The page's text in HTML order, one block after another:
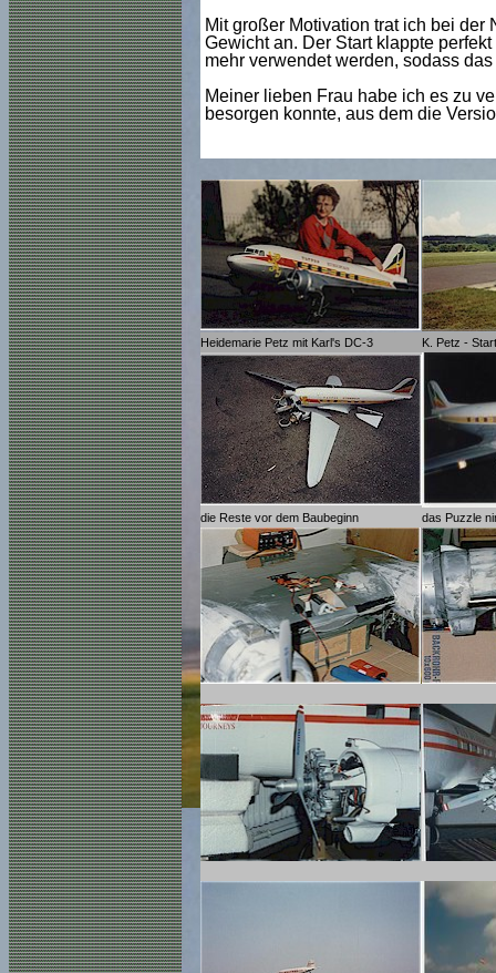
Mit großer Motivation trat ich bei
Gewicht an. Der Start klappte
mehr verwendet werden, sodass
Meiner lieben Frau habe ich es zu
besorgen konnte, aus dem die
Heidemarie Petz mit Karl's DC-3 K. Petz -
die Reste vor dem Baubeginn das Puzzle